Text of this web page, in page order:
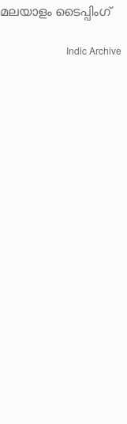
മലയാളം ടൈപ്പിംഗ്
Indic Archive